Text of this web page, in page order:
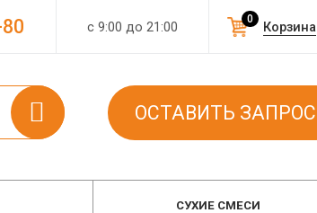
с 9:00 до 21:00 Корзина
0
ОСТАВИТЬ ЗАПРОС
СУХИЕ СМЕСИ